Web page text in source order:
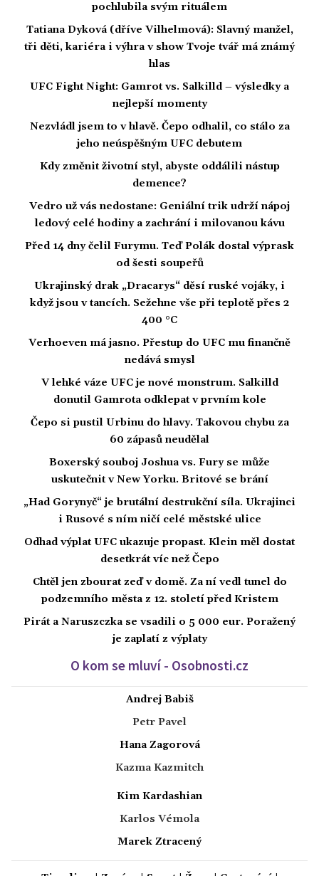
pochlubila svým rituálem
Tatiana Dyková (dříve Vilhelmová): Slavný manžel,
tři děti, kariéra i výhra v show Tvoje tvář má známý
hlas
UFC Fight Night: Gamrot vs. Salkilld – výsledky a
nejlepší momenty
Nezvládl jsem to v hlavě. Čepo odhalil, co stálo za
jeho neúspěšným UFC debutem
Kdy změnit životní styl, abyste oddálili nástup
demence?
Vedro už vás nedostane: Geniální trik udrží nápoj
ledový celé hodiny a zachrání i milovanou kávu
Před 14 dny čelil Furymu. Teď Polák dostal výprask
od šesti soupeřů
Ukrajinský drak „Dracarys“ děsí ruské vojáky, i
když jsou v tancích. Sežehne vše při teplotě přes 2
400 °C
Verhoeven má jasno. Přestup do UFC mu finančně
nedává smysl
V lehké váze UFC je nové monstrum. Salkilld
donutil Gamrota odklepat v prvním kole
Čepo si pustil Urbinu do hlavy. Takovou chybu za
60 zápasů neudělal
Boxerský souboj Joshua vs. Fury se může
uskutečnit v New Yorku. Britové se brání
„Had Gorynyč“ je brutální destrukční síla. Ukrajinci
i Rusové s ním ničí celé městské ulice
Odhad výplat UFC ukazuje propast. Klein měl dostat
desetkrát víc než Čepo
Chtěl jen zbourat zeď v domě. Za ní vedl tunel do
podzemního města z 12. století před Kristem
Pirát a Naruszczka se vsadili o 5 000 eur. Poražený
je zaplatí z výplaty
O kom se mluví - Osobnosti.cz
Andrej Babiš
Petr Pavel
Hana Zagorová
Kazma Kazmitch
Kim Kardashian
Karlos Vémola
Marek Ztracený